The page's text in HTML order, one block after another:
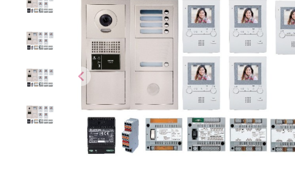
chevron_left